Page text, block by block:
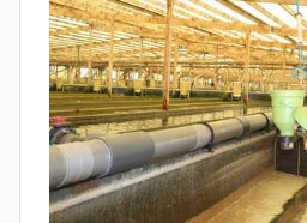
Pas-
de-
Calais